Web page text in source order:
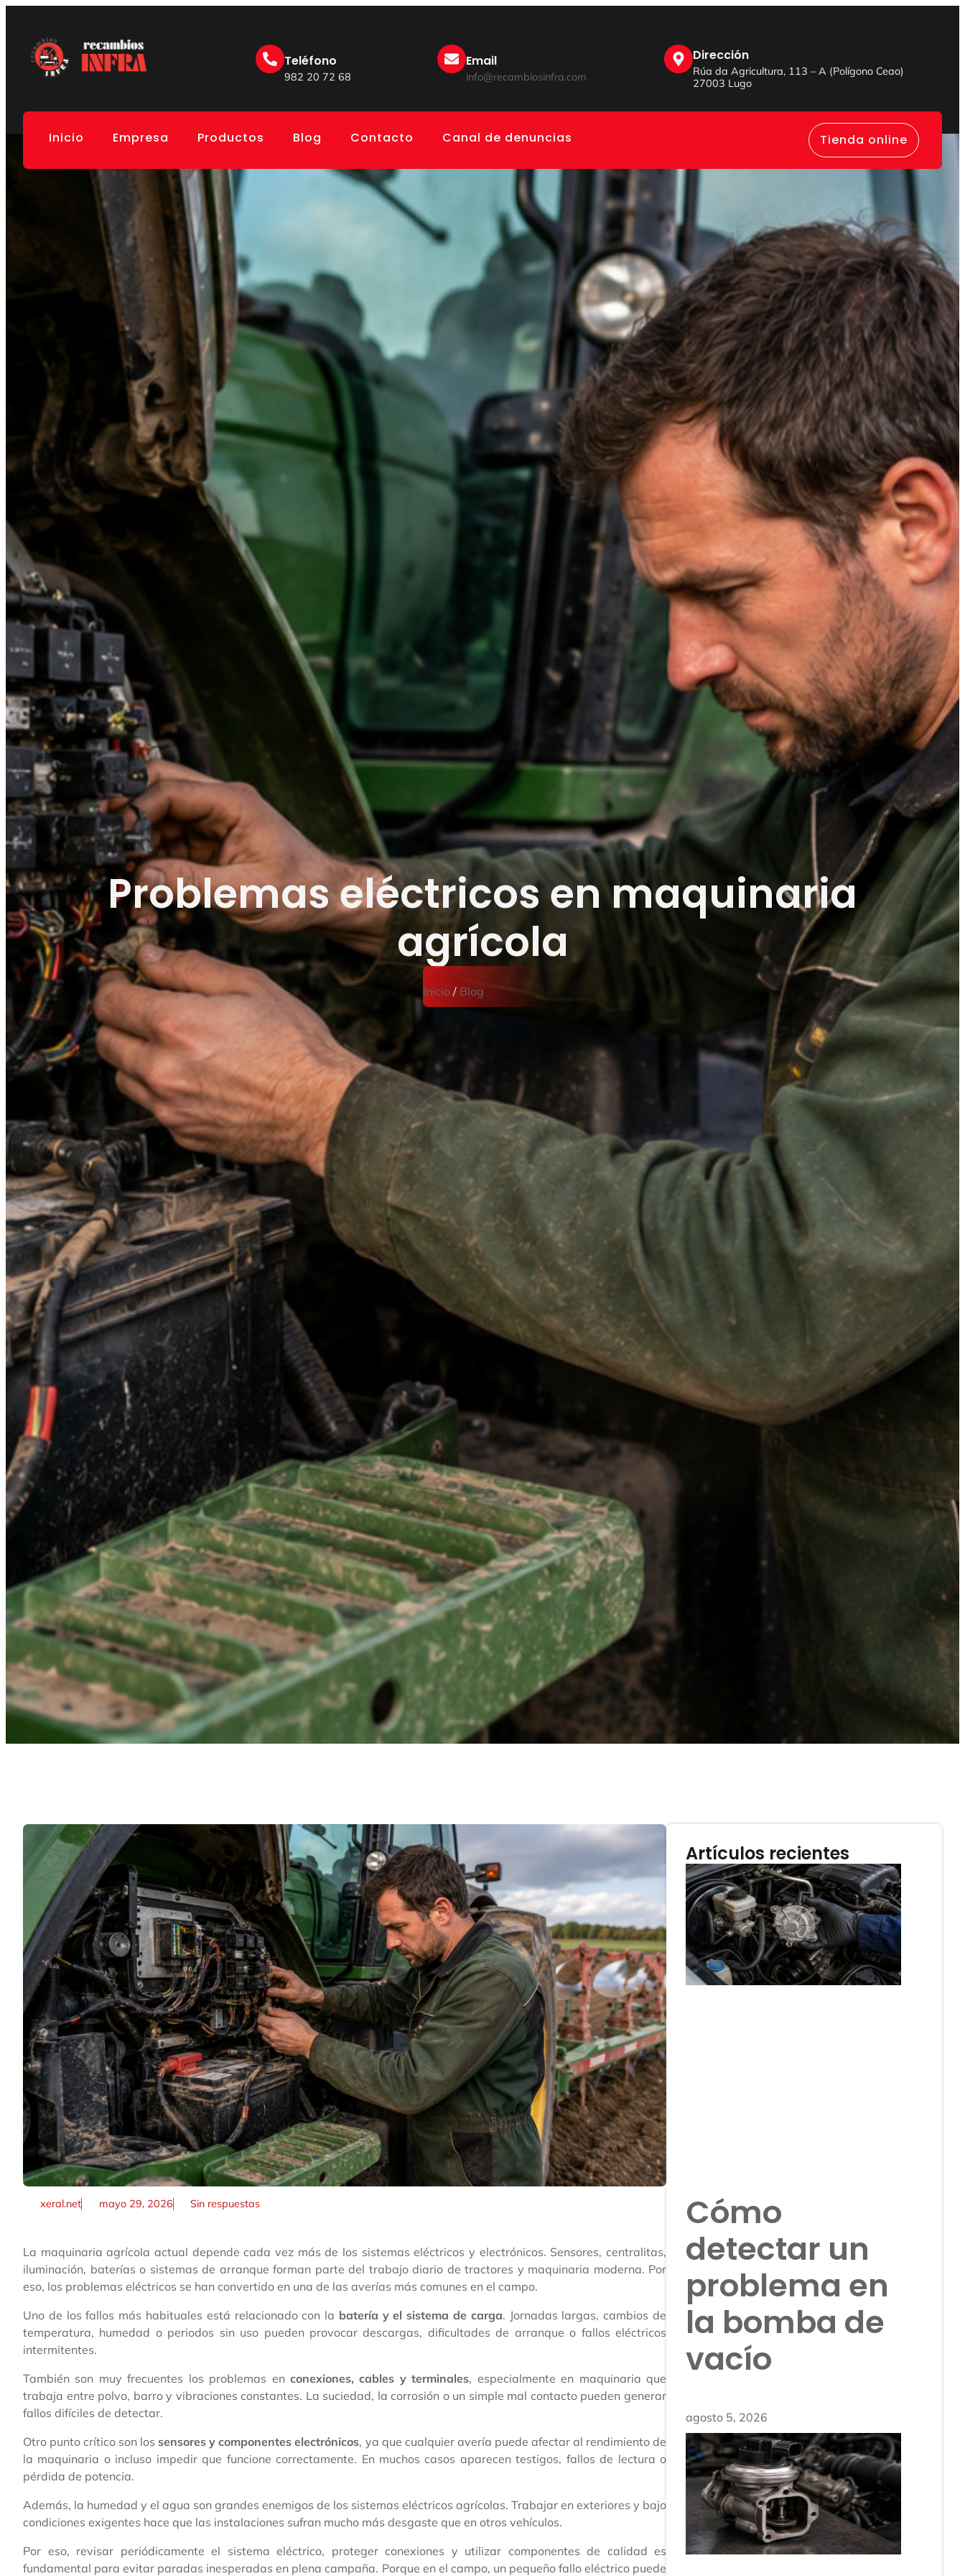
Teléfono
982 20 72 68
Email
info@recambiosinfra.com
Dirección
Rúa da Agricultura, 113 – A (Polígono Ceao)
27003 Lugo
Inicio Empresa Productos Blog Contacto Canal de denuncias Tienda online
Problemas eléctricos en maquinaria
agrícola
Inicio/ Blog
xeral.net mayo 29, 2026 Sin respuestas
La maquinaria agrícola actual depende cada vez más de los sistemas eléctricos y electrónicos. Sensores, centralitas,
iluminación, baterías o sistemas de arranque forman parte del trabajo diario de tractores y maquinaria moderna. Por
eso, los problemas eléctricos se han convertido en una de las averías más comunes en el campo.
Uno de los fallos más habituales está relacionado con la batería y el sistema de carga. Jornadas largas, cambios de
temperatura, humedad o periodos sin uso pueden provocar descargas, dificultades de arranque o fallos eléctricos
intermitentes.
También son muy frecuentes los problemas en conexiones, cables y terminales, especialmente en maquinaria que
trabaja entre polvo, barro y vibraciones constantes. La suciedad, la corrosión o un simple mal contacto pueden generar
fallos difíciles de detectar.
Otro punto crítico son los sensores y componentes electrónicos, ya que cualquier avería puede afectar al rendimiento de
la maquinaria o incluso impedir que funcione correctamente. En muchos casos aparecen testigos, fallos de lectura o
pérdida de potencia.
Además, la humedad y el agua son grandes enemigos de los sistemas eléctricos agrícolas. Trabajar en exteriores y bajo
condiciones exigentes hace que las instalaciones sufran mucho más desgaste que en otros vehículos.
Por eso, revisar periódicamente el sistema eléctrico, proteger conexiones y utilizar componentes de calidad es
fundamental para evitar paradas inesperadas en plena campaña. Porque en el campo, un pequeño fallo eléctrico puede
Artículos recientes
Cómo
detectar un
problema en
la bomba de
vacío
agosto 5, 2026